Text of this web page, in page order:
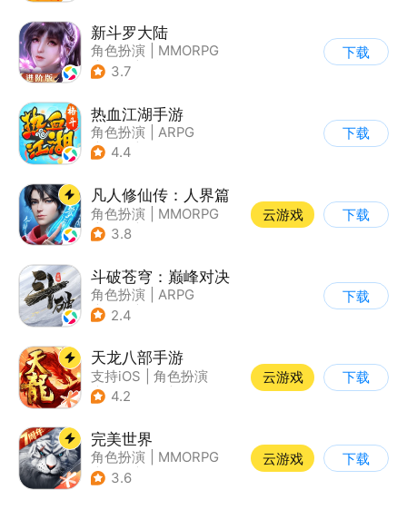
新斗罗大陆
角色扮演
MMORPG
| 奇幻
3.7
下载
热血江湖手游
角色扮演
ARPG
| 武侠
4.4
下载
凡人修仙传：人界篇
角色扮演
MMORPG
| 仙侠
3.8
云游戏 下载
斗破苍穹：巅峰对决
角色扮演
ARPG
| 奇幻
2.4
下载
天龙八部手游
支持iOS
角色扮演
| MMORPG
4.2
云游戏 下载
完美世界
角色扮演
MMORPG
| 奇幻
3.6
云游戏 下载